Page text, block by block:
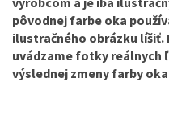
pôvodnej farbe oka
ilustračného obrázku líšiť.
uvádzame fotky reálnych
výslednej zmeny farby